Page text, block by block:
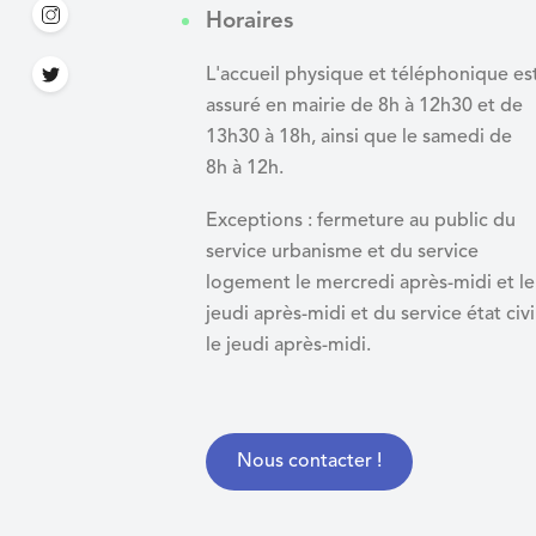
Horaires
L'accueil physique et téléphonique
assuré en mairie de 8h à 12h30 et de
13h30 à 18h, ainsi que le samedi de
8h à 12h.
Exceptions : fermeture au public du
service urbanisme et du service
logement le mercredi après-midi et le
jeudi après-midi et du service état
le jeudi après-midi.
Nous contacter !